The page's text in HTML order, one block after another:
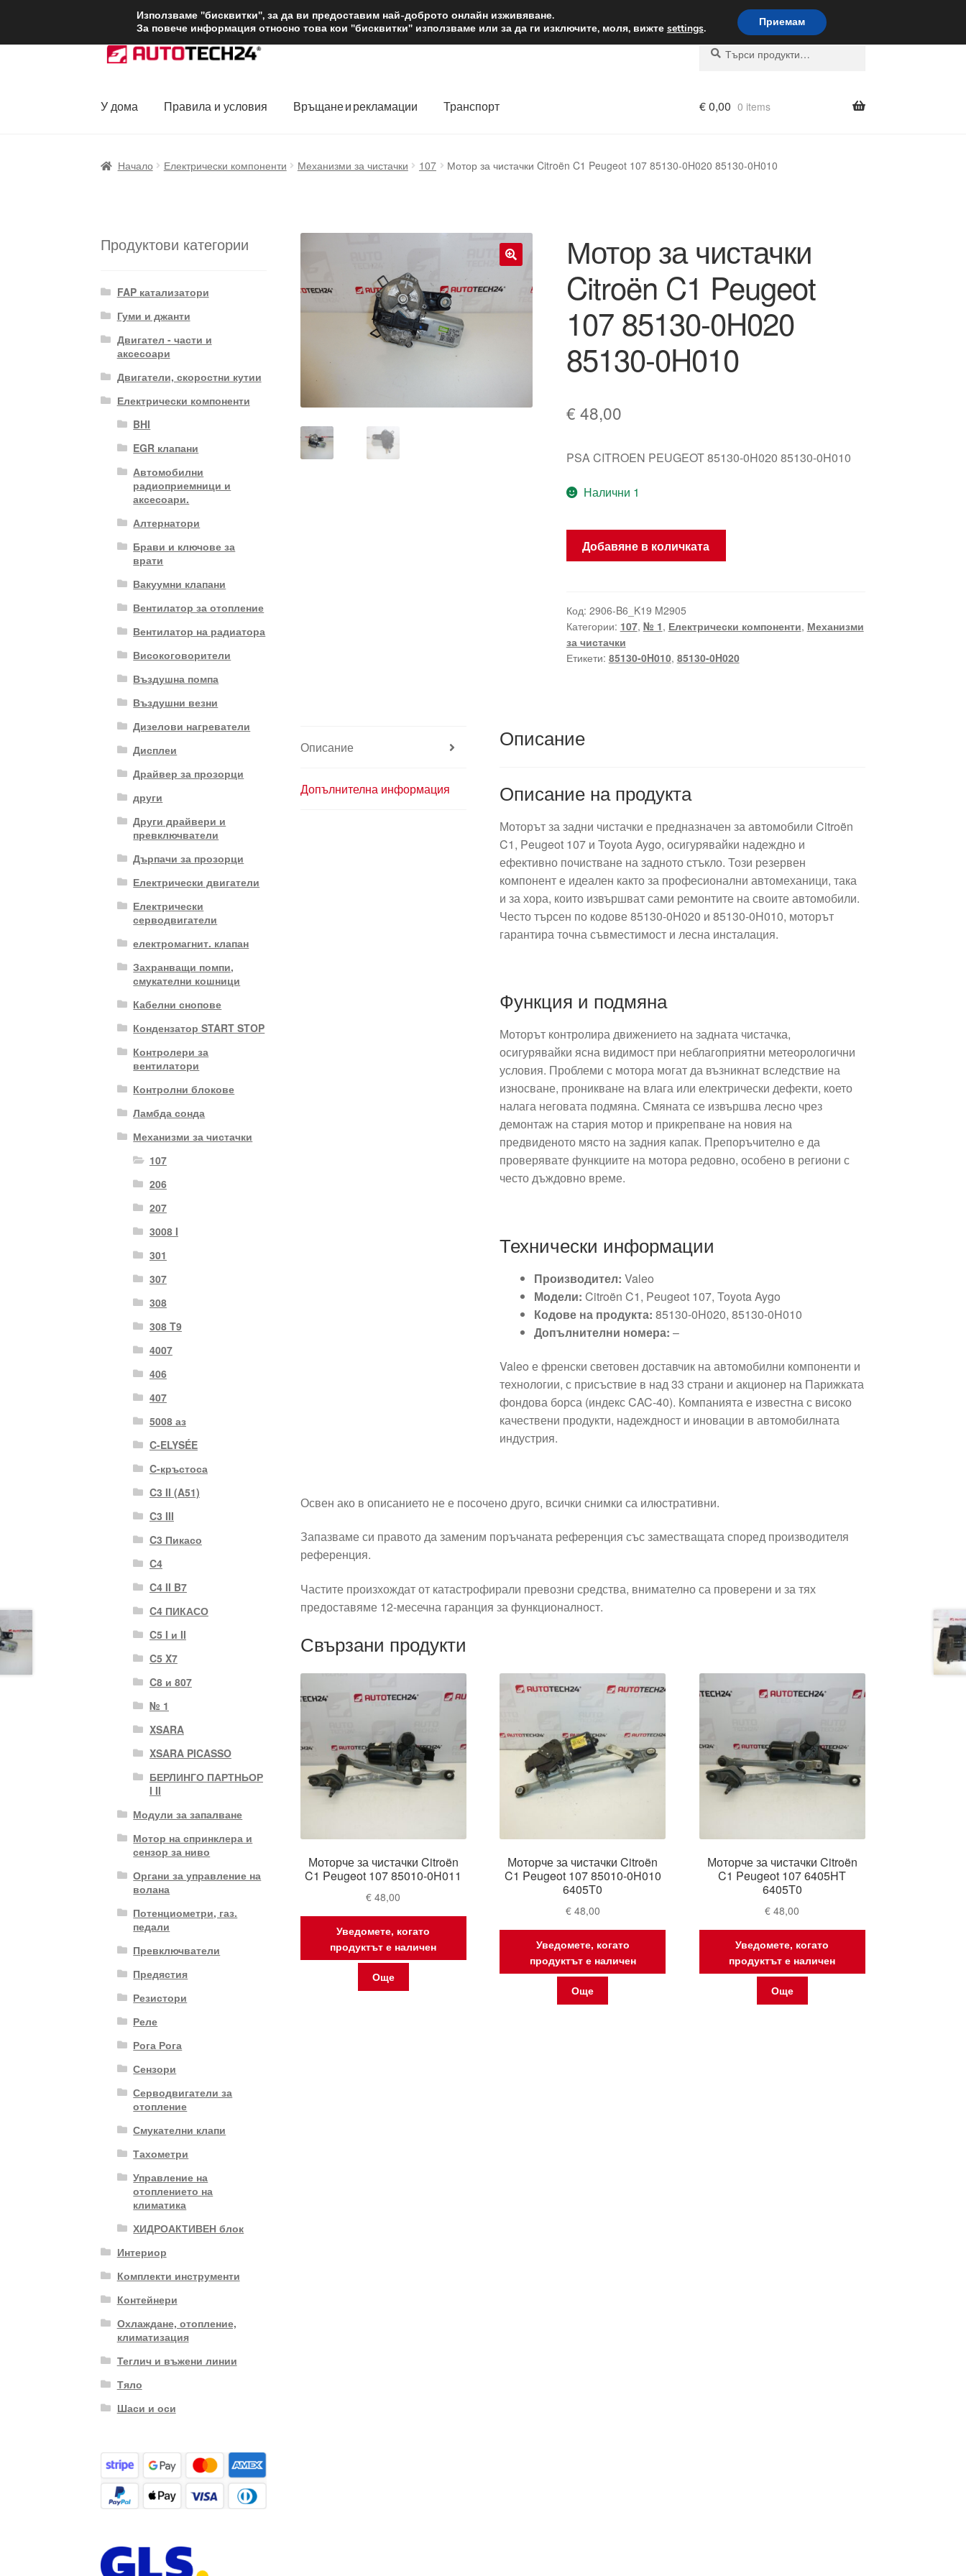
ДОСТАВКА от 12 лв. Доставка по целия свят
Skip
to
Skip
to
Търсене
Търсене
У дома Правила и условия Връщане и рекламации Транспорт €0,00 0 items
Начало Електрически компоненти Механизми за чистачки 107 Мотор за чистачки Citroën C1 Peugeot 107 85130-0H020 85130-0H010
Мотор за чистачки
Citroën C1 Peugeot
107 85130-0H020
85130-0H010
€ 48,00
PSA CITROEN PEUGEOT 85130-0H020 85130-0H010
Налични 1
количество
чистачки
Citroën
C1
Peugeot
85130-
Добавяне в количката
Код: 2906-B6_K19 M2905
Категории: 107, № 1, Електрически компоненти, Механизми
за чистачки
Етикети: 85130-0H010, 85130-0H020
Описание
Допълнителна информация
Описание
Описание на продукта
Моторът за задни чистачки е предназначен за автомобили Citroën
C1, Peugeot 107 и Toyota Aygo, осигурявайки надеждно и
ефективно почистване на задното стъкло. Този резервен
компонент е идеален както за професионални автомеханици, така
и за хора, които извършват сами ремонтите на своите автомобили.
Често търсен по кодове 85130-0H020 и 85130-0H010, моторът
гарантира точна съвместимост и лесна инсталация.
Функция и подмяна
Моторът контролира движението на задната чистачка,
осигурявайки ясна видимост при неблагоприятни метеорологични
условия. Проблеми с мотора могат да възникнат вследствие на
износване, проникване на влага или електрически дефекти, което
налага неговата подмяна. Смяната се извършва лесно чрез
демонтаж на стария мотор и прикрепване на новия на
предвиденото място на задния капак. Препоръчително е да
проверявате функциите на мотора редовно, особено в региони с
често дъждовно време.
Технически информации
Производител: Valeo
Модели: Citroën C1, Peugeot 107, Toyota Aygo
Кодове на продукта: 85130-0H020, 85130-0H010
Допълнителни номера: –
Valeo е френски световен доставчик на автомобилни компоненти и
технологии, с присъствие в над 33 страни и акционер на Парижката
фондова борса (индекс CAC-40). Компанията е известна с високо
качествени продукти, надеждност и иновации в автомобилната
индустрия.
Освен ако в описанието не е посочено друго, всички снимки са илюстративни.
Запазваме си правото да заменим поръчаната референция със заместващата според производителя
референция.
Частите произхождат от катастрофирали превозни средства, внимателно са проверени и за тях
предоставяме 12-месечна гаранция за функционалност.
Свързани продукти
Моторче за чистачки Citroën
C1 Peugeot 107 85010-0H011
€ 48,00
Уведомете, когато
продуктът е наличен
Още
Моторче за чистачки Citroën
C1 Peugeot 107 85010-0H010
6405T0
€48,00
Уведомете, когато
продуктът е наличен
Още
Моторче за чистачки Citroën
C1 Peugeot 107 6405HT
6405T0
€ 48,00
Уведомете, когато
продуктът е наличен
Още
Продуктови категории
FAP катализатори
Гуми и джанти
Двигател - части и
аксесоари
Двигатели, скоростни кутии
Електрически компоненти
BHI
EGR клапани
Автомобилни
радиоприемници и
аксесоари.
Алтернатори
Брави и ключове за
врати
Вакуумни клапани
Вентилатор за отопление
Вентилатор на радиатора
Високоговорители
Въздушна помпа
Въздушни везни
Дизелови нагреватели
Дисплеи
Драйвер за прозорци
други
Други драйвери и
превключватели
Дърпачи за прозорци
Електрически двигатели
Електрически
серводвигатели
електромагнит. клапан
Захранващи помпи,
смукателни кошници
Кабелни снопове
Кондензатор START STOP
Контролери за
вентилатори
Контролни блокове
Ламбда сонда
Механизми за чистачки
107
206
207
3008 I
301
307
308
308 T9
4007
406
407
5008 аз
C-ELYSÉE
C-кръстоса
C3 II (A51)
C3 III
C3 Пикасо
C4
C4 II B7
C4 ПИКАСО
C5 I и II
C5 X7
C8 и 807
№ 1
XSARA
XSARA PICASSO
БЕРЛИНГО ПАРТНЬОР
I II
Модули за запалване
Мотор на спринклера и
сензор за ниво
Органи за управление на
волана
Потенциометри, газ.
педали
Превключватели
Предястия
Резистори
Реле
Рога Рога
Сензори
Серводвигатели за
отопление
Смукателни клапи
Тахометри
Управление на
отоплението на
климатика
ХИДРОАКТИВЕН блок
Интериор
Комплекти инструменти
Контейнери
Охлаждане, отопление,
климатизация
Теглич и въжени линии
Тяло
Шаси и оси
Използваме "бисквитки", за да ви предоставим най-доброто онлайн изживяване.
За повече информация относно това кои "бисквитки" използваме или за да ги изключите, моля, вижте settings. Приемам